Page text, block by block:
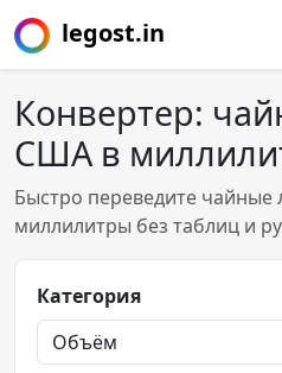
legost.in
Конвертер:
США в
Быстро переведите
миллилитры без таблиц и
Категория